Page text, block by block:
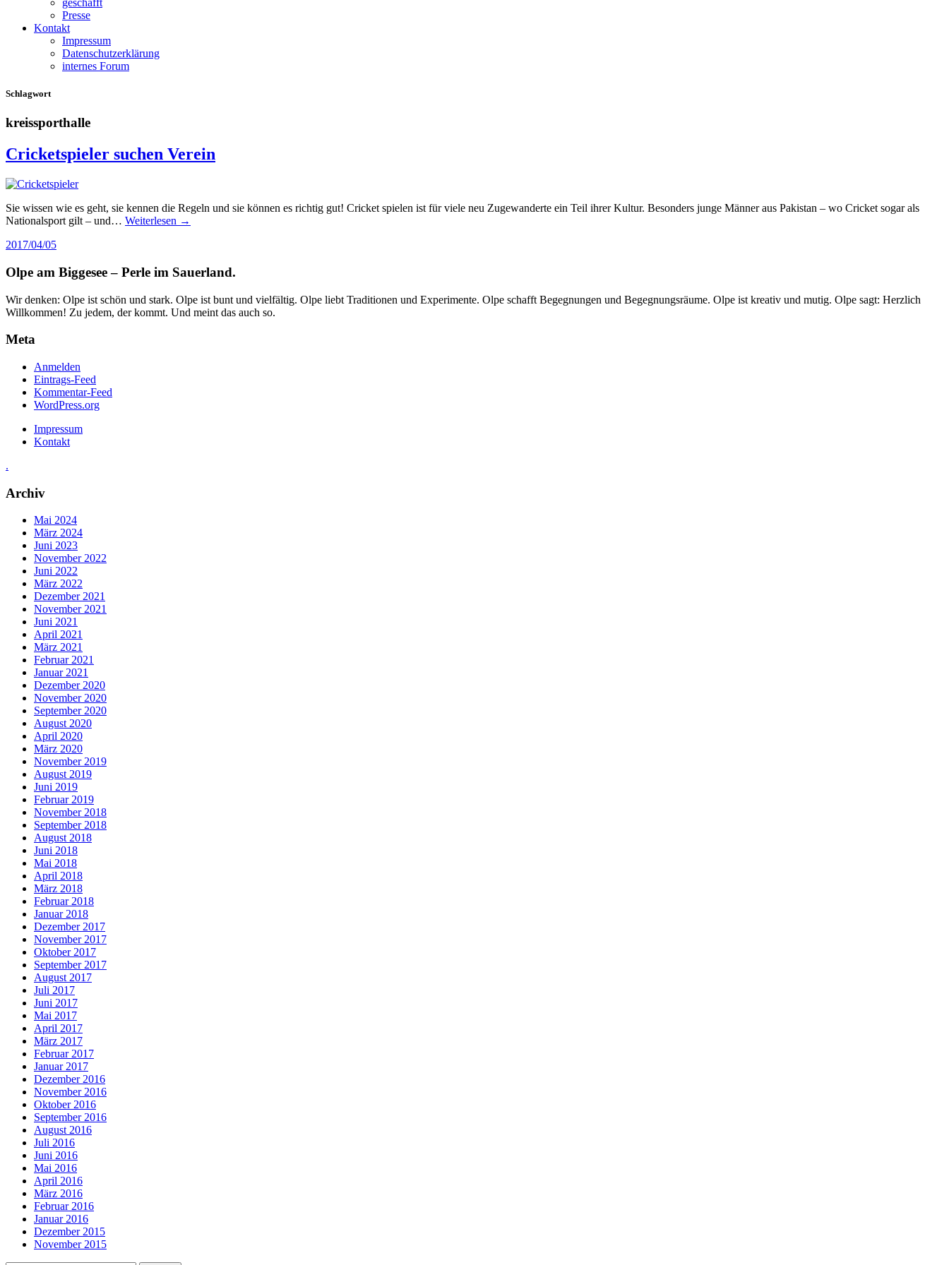
geschafft
Presse
Kontakt
Impressum
Datenschutzerklärung
internes Forum
Schlagwort
kreissporthalle
Cricketspieler suchen Verein
Sie wissen wie es geht, sie kennen die Regeln und sie können es richtig gut! Cricket spielen ist für viele neu Zugewanderte ein Teil ihrer Kultur. Besonders junge Männer aus Pakistan – wo Cricket sogar als
Nationalsport gilt – und… Weiterlesen →
2017/04/05
Olpe am Biggesee – Perle im Sauerland.
Wir denken: Olpe ist schön und stark. Olpe ist bunt und vielfältig. Olpe liebt Traditionen und Experimente. Olpe schafft Begegnungen und Begegnungsräume. Olpe ist kreativ und mutig. Olpe sagt: Herzlich
Willkommen! Zu jedem, der kommt. Und meint das auch so.
Meta
Anmelden
Eintrags-Feed
Kommentar-Feed
WordPress.org
Impressum
Kontakt
.
Archiv
Mai 2024
März 2024
Juni 2023
November 2022
Juni 2022
März 2022
Dezember 2021
November 2021
Juni 2021
April 2021
März 2021
Februar 2021
Januar 2021
Dezember 2020
November 2020
September 2020
August 2020
April 2020
März 2020
November 2019
August 2019
Juni 2019
Februar 2019
November 2018
September 2018
August 2018
Juni 2018
Mai 2018
April 2018
März 2018
Februar 2018
Januar 2018
Dezember 2017
November 2017
Oktober 2017
September 2017
August 2017
Juli 2017
Juni 2017
Mai 2017
April 2017
März 2017
Februar 2017
Januar 2017
Dezember 2016
November 2016
Oktober 2016
September 2016
August 2016
Juli 2016
Juni 2016
Mai 2016
April 2016
März 2016
Februar 2016
Januar 2016
Dezember 2015
November 2015